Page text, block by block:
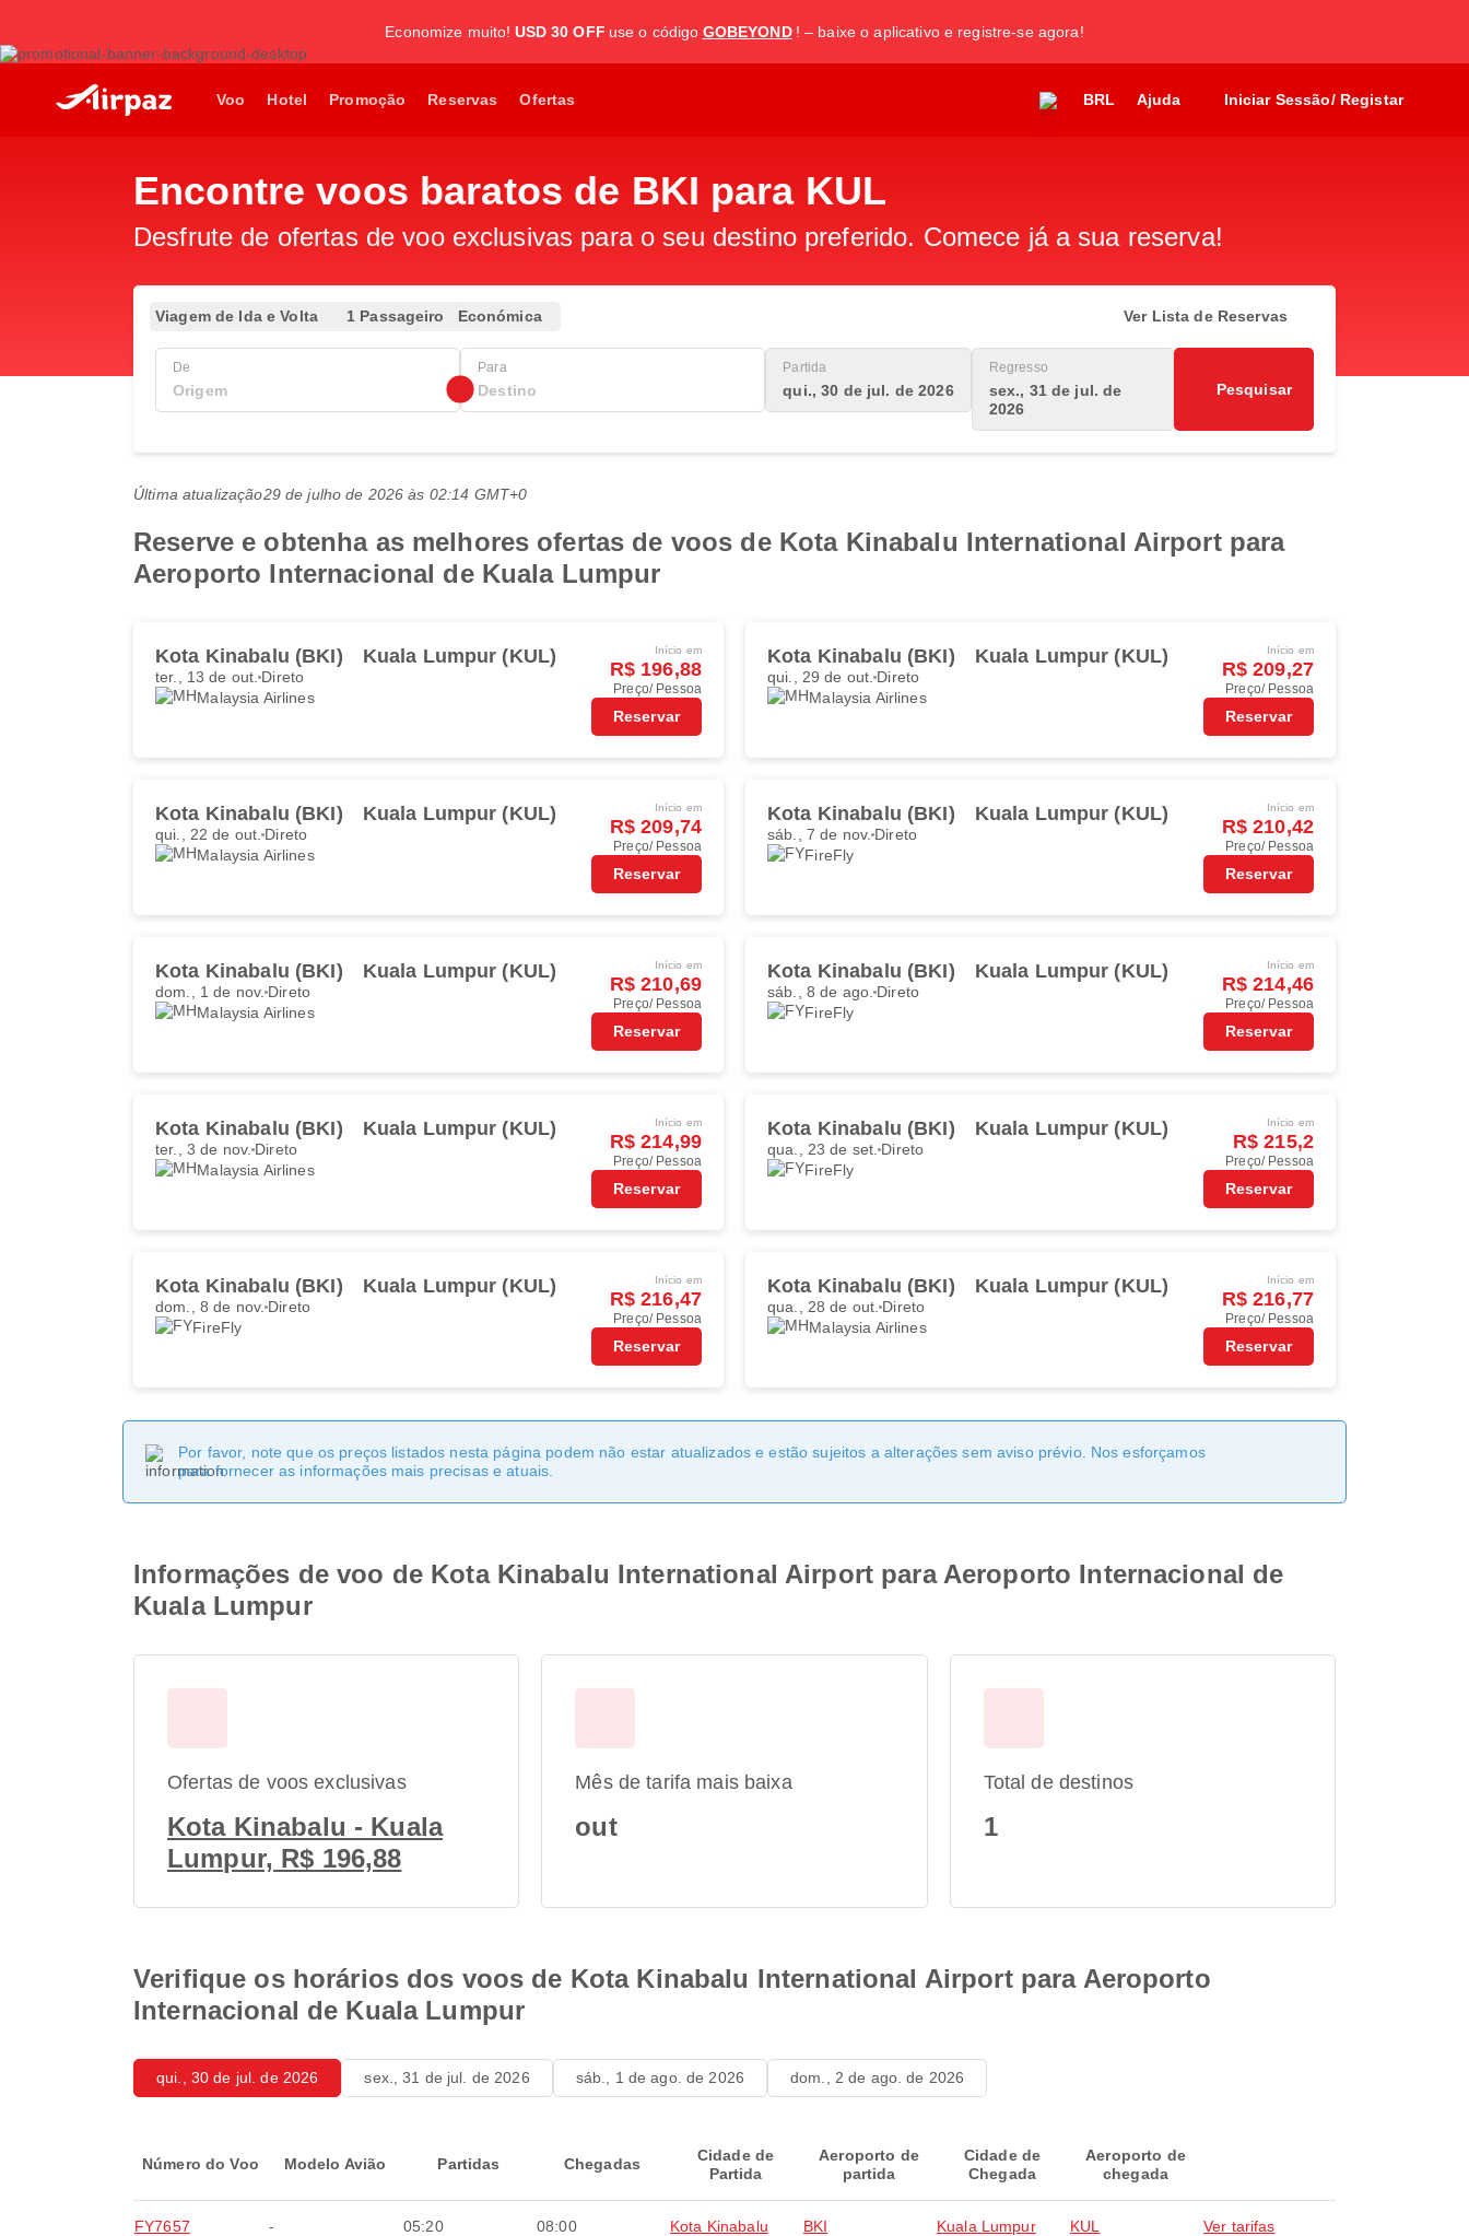
Economize muito! USD 30 OFF use o código GOBEYOND ! – baixe o aplicativo e registre-se agora!
Voo Hotel Promoção Reservas Ofertas BRL Ajuda Iniciar Sessão/ Registar
Encontre voos baratos de BKI para KUL
Desfrute de ofertas de voo exclusivas para o seu destino preferido. Comece já a sua reserva!
Viagem de Ida e Volta 1 Passageiro Económica Ver Lista de Reservas
De Para Partida
qui., 30 de jul. de 2026
Regresso
sex., 31 de jul. de
2026
Pesquisar
Última atualização29 de julho de 2026 às 02:14 GMT+0
Reserve e obtenha as melhores ofertas de voos de Kota Kinabalu International Airport para
Aeroporto Internacional de Kuala Lumpur
Kota Kinabalu (BKI) Kuala Lumpur (KUL)
ter., 13 de out. Direto
Malaysia Airlines
Início em
R$ 196,88
Preço/ Pessoa
Reservar
Kota Kinabalu (BKI) Kuala Lumpur (KUL)
qui., 29 de out. Direto
Malaysia Airlines
Início em
R$ 209,27
Preço/ Pessoa
Reservar
Kota Kinabalu (BKI) Kuala Lumpur (KUL)
qui., 22 de out. Direto
Malaysia Airlines
Início em
R$ 209,74
Preço/ Pessoa
Reservar
Kota Kinabalu (BKI) Kuala Lumpur (KUL)
sáb., 7 de nov. Direto
FireFly
Início em
R$ 210,42
Preço/ Pessoa
Reservar
Kota Kinabalu (BKI) Kuala Lumpur (KUL)
dom., 1 de nov. Direto
Malaysia Airlines
Início em
R$ 210,69
Preço/ Pessoa
Reservar
Kota Kinabalu (BKI) Kuala Lumpur (KUL)
sáb., 8 de ago. Direto
FireFly
Início em
R$ 214,46
Preço/ Pessoa
Reservar
Kota Kinabalu (BKI) Kuala Lumpur (KUL)
ter., 3 de nov. Direto
Malaysia Airlines
Início em
R$ 214,99
Preço/ Pessoa
Reservar
Kota Kinabalu (BKI) Kuala Lumpur (KUL)
qua., 23 de set. Direto
FireFly
Início em
R$ 215,2
Preço/ Pessoa
Reservar
Kota Kinabalu (BKI) Kuala Lumpur (KUL)
dom., 8 de nov. Direto
FireFly
Início em
R$ 216,47
Preço/ Pessoa
Reservar
Kota Kinabalu (BKI) Kuala Lumpur (KUL)
qua., 28 de out. Direto
Malaysia Airlines
Início em
R$ 216,77
Preço/ Pessoa
Reservar
Por favor, note que os preços listados nesta página podem não estar atualizados e estão sujeitos a alterações sem aviso prévio. Nos esforçamos
para fornecer as informações mais precisas e atuais.
Informações de voo de Kota Kinabalu International Airport para Aeroporto Internacional de
Kuala Lumpur
Ofertas de voos exclusivas
Kota Kinabalu - Kuala
Lumpur, R$ 196,88
Mês de tarifa mais baixa
out
Total de destinos
1
Verifique os horários dos voos de Kota Kinabalu International Airport para Aeroporto
Internacional de Kuala Lumpur
qui., 30 de jul. de 2026 sex., 31 de jul. de 2026 sáb., 1 de ago. de 2026 dom., 2 de ago. de 2026
Número do Voo Modelo Avião Partidas Chegadas
Cidade de
Partida
Aeroporto de
partida
Cidade de
Chegada
Aeroporto de
chegada
FY7657 - 05:20 08:00 Kota Kinabalu BKI Kuala Lumpur KUL Ver tarifas